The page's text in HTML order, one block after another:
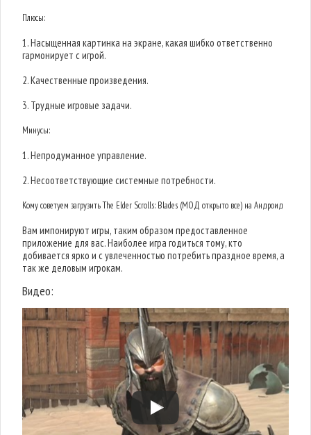
Плюсы:
1. Насыщенная картинка на экране, какая шибко ответственно
гармонирует с игрой.
2. Качественные произведения.
3. Трудные игровые задачи.
Минусы:
1. Непродуманное управление.
2. Несоответствующие системные потребности.
Кому советуем загрузить The Elder Scrolls: Blades (МОД открыто все) на Андроид
Вам импонируют игры, таким образом предоставленное
приложение для вас. Наиболее игра годиться тому, кто
добивается ярко и с увлеченностью потребить праздное время, а
так же деловым игрокам.
Видео: